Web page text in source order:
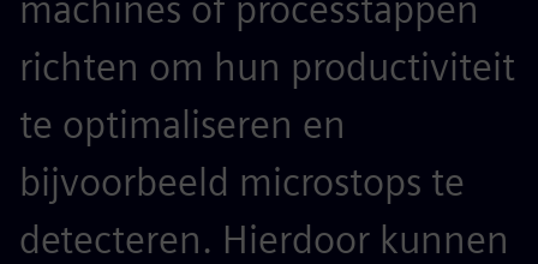
richten om hun productiviteit
te optimaliseren en
bijvoorbeeld microstops te
detecteren. Hierdoor kunnen